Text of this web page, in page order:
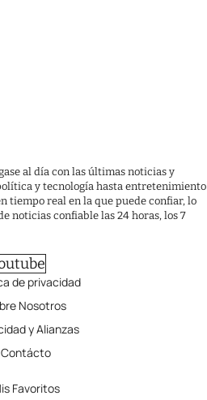
al día con las últimas noticias y
y tecnología hasta entretenimiento
tiempo real en la que puede confiar, lo
noticias confiable las 24 horas, los 7
de privacidad
Nosotros
y Alianzas
Contácto
Favoritos